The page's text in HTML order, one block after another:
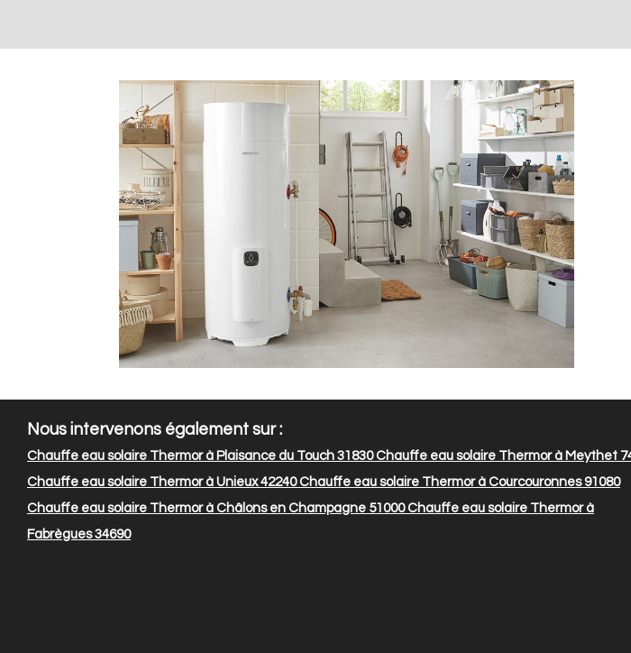
Nous intervenons également sur :
Chauffe eau solaire Thermor à Plaisance du Touch 31830Chauffe eau solaire Thermor à Meythet
Chauffe eau solaire Thermor à Unieux 42240Chauffe eau solaire Thermor à Courcouronnes 91080
Chauffe eau solaire Thermor à Châlons en Champagne 51000Chauffe eau solaire Thermor à
Fabrègues 34690